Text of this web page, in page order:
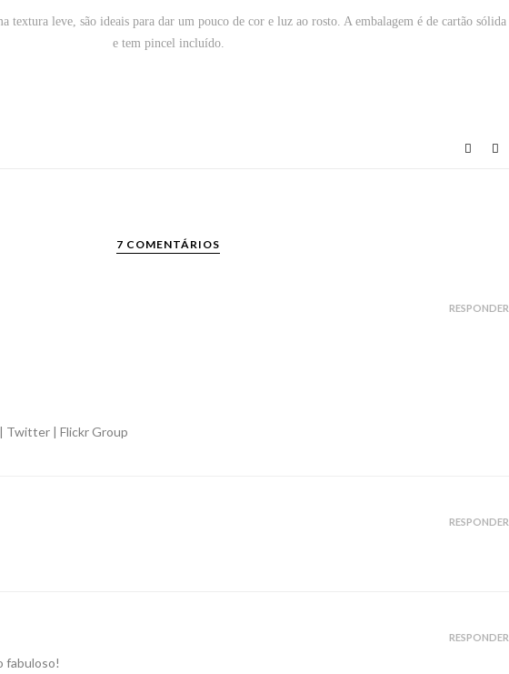
textura leve, são ideais para dar um pouco de cor e luz ao rosto. A embalagem é de cartão sólida
e tem pincel incluído.
7 COMENTÁRIOS
| Twitter | Flickr Group
RESPONDER
RESPONDER
fabuloso!
RESPONDER